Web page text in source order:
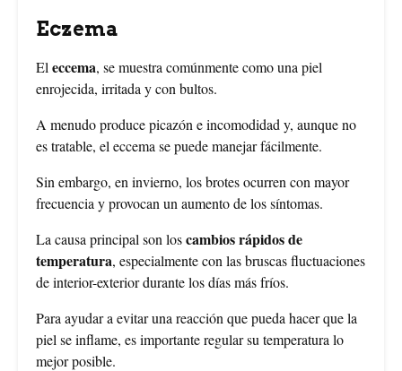
Eczema
El eccema, se muestra comúnmente como una piel
enrojecida, irritada y con bultos.
A menudo produce picazón e incomodidad y, aunque no
es tratable, el eccema se puede manejar fácilmente.
Sin embargo, en invierno, los brotes ocurren con mayor
frecuencia y provocan un aumento de los síntomas.
La causa principal son loscambios rápidos de
temperatura, especialmente con las bruscas fluctuaciones
de interior-exterior durante los días más fríos.
Para ayudar a evitar una reacción que pueda hacer que la
piel se inflame, es importante regular su temperatura lo
mejor posible.